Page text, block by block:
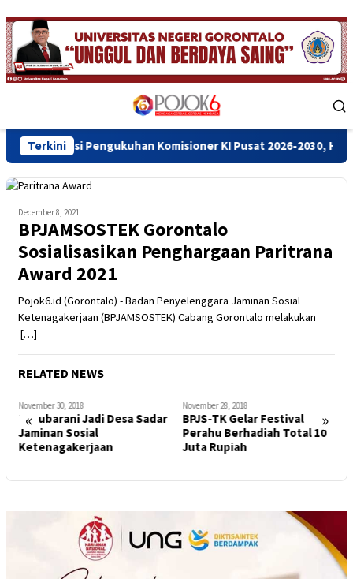
Skip
to
content
Menu
TerkiniKomisioner KI Pusat 2026-2030, Harap Penguatan
December 8, 2021
BPJAMSOSTEK Gorontalo
Sosialisasikan Penghargaan Paritrana
Award 2021
Pojok6.id (Gorontalo) - Badan Penyelenggara Jaminan Sosial
Ketenagakerjaan (BPJAMSOSTEK) Cabang Gorontalo melakukan
[…]
RELATED NEWS
« »
November 30, 2018
Botubarani Jadi Desa Sadar
Jaminan Sosial
Ketenagakerjaan
November 28, 2018
BPJS-TK Gelar Festival
Perahu Berhadiah Total 10
Juta Rupiah